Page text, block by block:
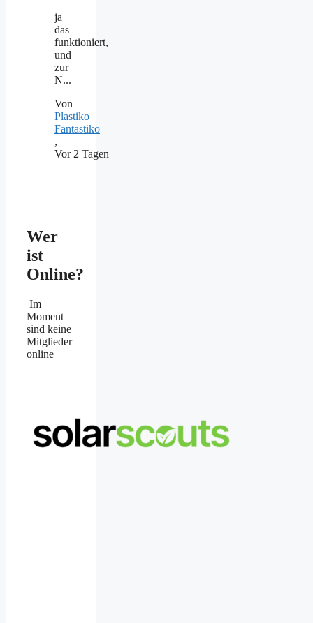
ja
das
funktioniert,
und
zur
N...
Von
Plastiko
Fantastiko
,
Vor 2 Tagen
Wer
ist
Online?
Im
Moment
sind keine
Mitglieder
online